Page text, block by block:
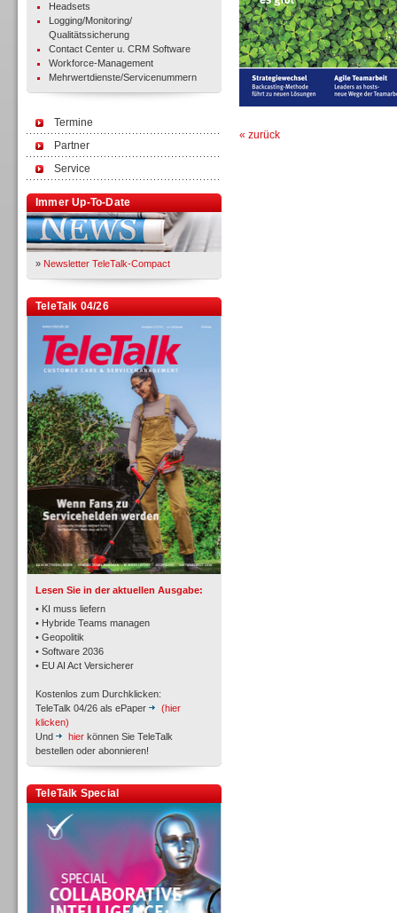
Headsets
Logging/Monitoring/
Qualitätssicherung
Contact Center u. CRM Software
Workforce-Management
Mehrwertdienste/Servicenummern
Termine
Partner
Service
Immer Up-To-Date
» Newsletter TeleTalk-Compact
TeleTalk 04/26
Lesen Sie in der aktuellen Ausgabe:
• KI muss liefern
• Hybride Teams managen
• Geopolitik
• Software 2036
• EU AI Act Versicherer
Kostenlos zum Durchklicken:
TeleTalk 04/26 als ePaper
(hier
klicken)
Und
hier können Sie TeleTalk
bestellen oder abonnieren!
TeleTalk Special
TK- und ACD-Systeme
Workforce-Management
Personal
« zurück